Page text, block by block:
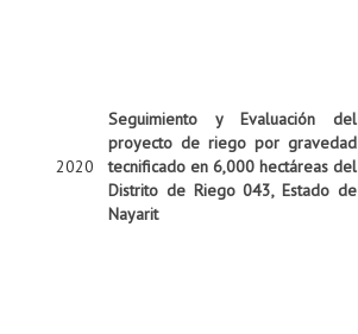
2020
Seguimiento y Evaluación del
proyecto de riego por gravedad
tecnificado en 6,000 hectáreas del
Distrito de Riego 043, Estado de
Nayarit